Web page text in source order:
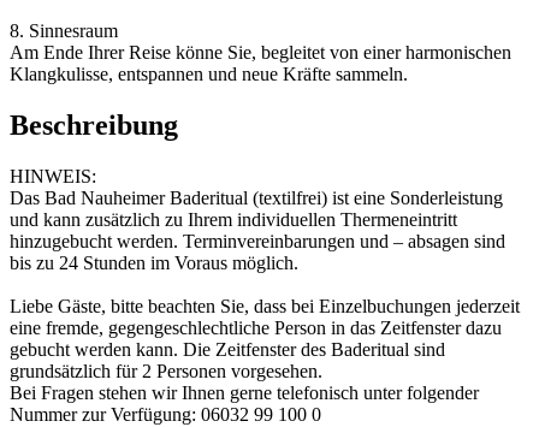
8. Sinnesraum
Am Ende Ihrer Reise könne Sie, begleitet von einer harmonischen
Klangkulisse, entspannen und neue Kräfte sammeln.
Beschreibung
HINWEIS:
Das Bad Nauheimer Baderitual (textilfrei) ist eine Sonderleistung
und kann zusätzlich zu Ihrem individuellen Thermeneintritt
hinzugebucht werden. Terminvereinbarungen und – absagen sind
bis zu 24 Stunden im Voraus möglich.
Liebe Gäste, bitte beachten Sie, dass bei Einzelbuchungen jederzeit
eine fremde, gegengeschlechtliche Person in das Zeitfenster dazu
gebucht werden kann. Die Zeitfenster des Baderitual sind
grundsätzlich für 2 Personen vorgesehen.
Bei Fragen stehen wir Ihnen gerne telefonisch unter folgender
Nummer zur Verfügung: 06032 99 100 0